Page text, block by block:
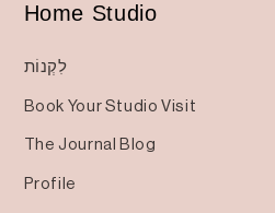
Home Studio
לִקְנוֹת
Book Your Studio Visit
The Journal Blog
Profile